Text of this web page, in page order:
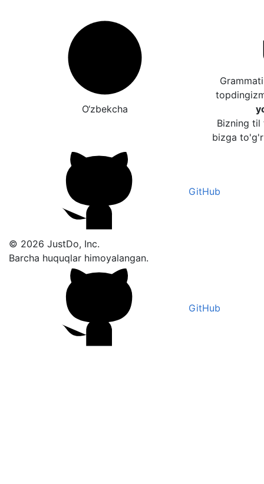
O‘zbekcha
Bizning til
bizga
GitHub
© 2026 JustDo, Inc.
Barcha huquqlar himoyalangan.
GitHub